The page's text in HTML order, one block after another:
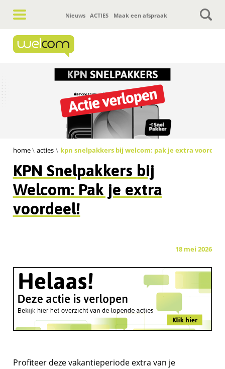
Nieuws ACTIES Maak een afspraak
Hoofdnavigatie
home acties kpn snelpakkers bij welcom: pak je extra
KPN Snelpakkers bij
Welcom: Pak je extra
voordeel!
18 mei 2026
Profiteer deze vakantieperiode extra van je